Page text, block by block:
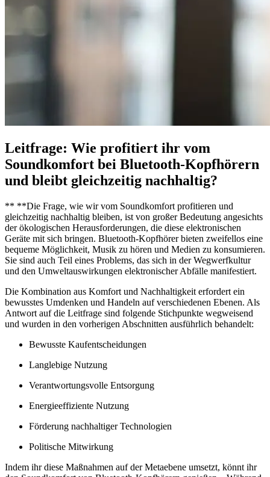
Leitfrage: Wie profitiert ihr vom
Soundkomfort bei Bluetooth-Kopfhörern
und bleibt gleichzeitig nachhaltig?
** **Die Frage, wie wir vom Soundkomfort profitieren und
gleichzeitig nachhaltig bleiben, ist von großer Bedeutung angesichts
der ökologischen Herausforderungen, die diese elektronischen
Geräte mit sich bringen. Bluetooth-Kopfhörer bieten zweifellos eine
bequeme Möglichkeit, Musik zu hören und Medien zu konsumieren.
Sie sind auch Teil eines Problems, das sich in der Wegwerfkultur
und den Umweltauswirkungen elektronischer Abfälle manifestiert.
Die Kombination aus Komfort und Nachhaltigkeit erfordert ein
bewusstes Umdenken und Handeln auf verschiedenen Ebenen. Als
Antwort auf die Leitfrage sind folgende Stichpunkte wegweisend
und wurden in den vorherigen Abschnitten ausführlich behandelt:
Bewusste Kaufentscheidungen
Langlebige Nutzung
Verantwortungsvolle Entsorgung
Energieeffiziente Nutzung
Förderung nachhaltiger Technologien
Politische Mitwirkung
Indem ihr diese Maßnahmen auf der Metaebene umsetzt, könnt ihr